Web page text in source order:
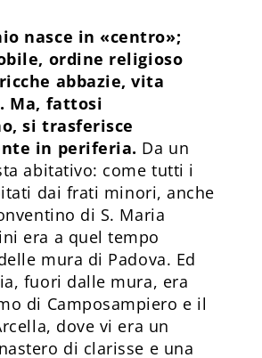
nasce in «centro»;
ordine religioso
abbazie, vita
Ma, fattosi
si trasferisce
in periferia. Da un
abitativo: come tutti i
dai frati minori, anche
di S. Maria
era a quel tempo
mura di Padova. Ed
fuori dalle mura, era
di Camposampiero e il
dove vi era un
di clarisse e una